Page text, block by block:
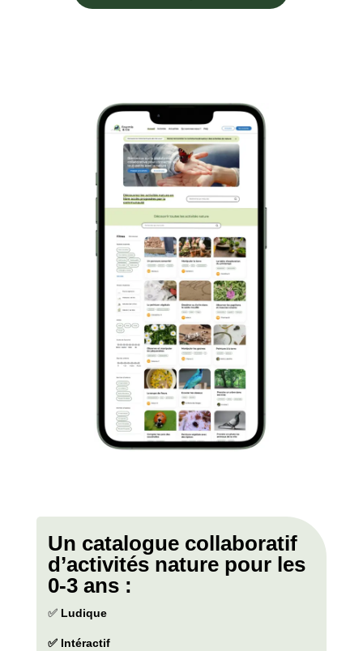
Un catalogue collaboratif
d’activités nature pour les
0-3 ans :
✅ Ludique
✅ Intéractif